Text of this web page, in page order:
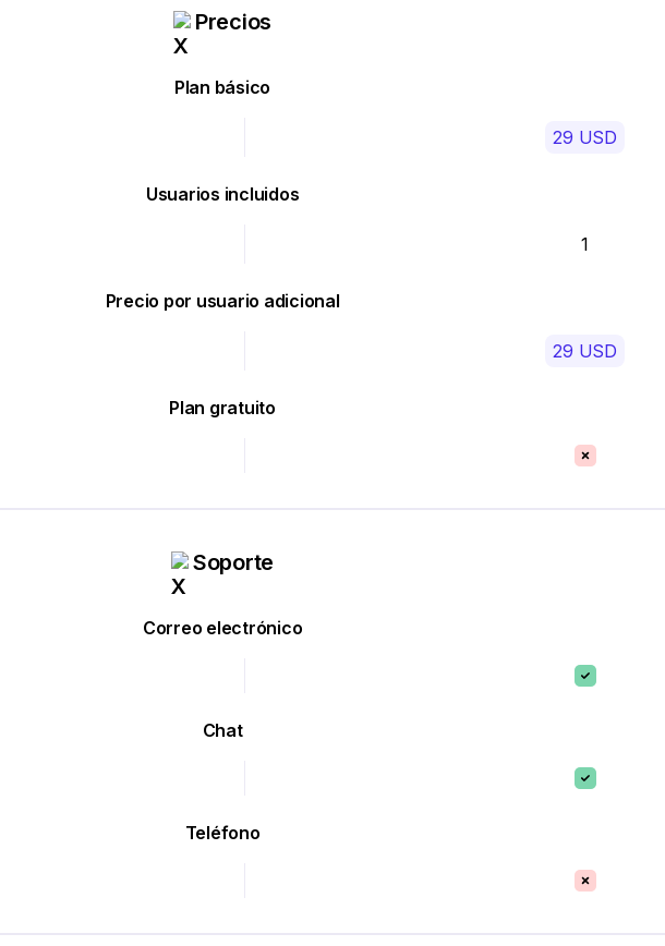
Precios
Plan básico
29 USD
Usuarios incluidos
1
Precio por usuario adicional
29 USD
Plan gratuito
Soporte
Correo electrónico
Chat
Teléfono